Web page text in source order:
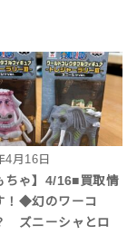
4月16日
ちゃ】4/16■買取情
！◆幻のワーコ
ズニーシャとロ